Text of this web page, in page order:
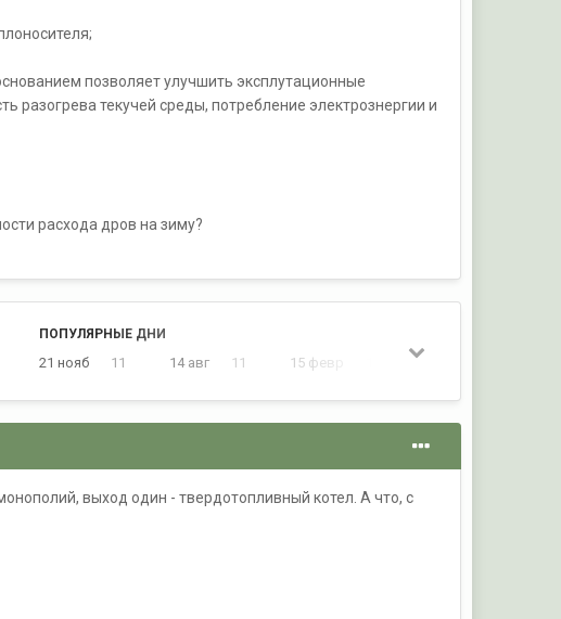
позволяет улучшить эксплутационные
разогрева текучей среды, потребление электрознергии и
расхода дров на зиму?
ПОПУЛЯРНЫЕ ДНИ
21 нояб 11 14 авг 11 15 февр
выход один - твердотопливный котел. А что, с